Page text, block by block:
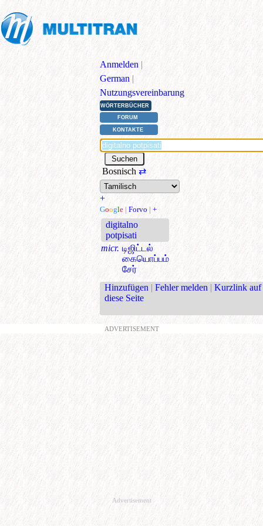
Anmelden |
German |
Nutzungsvereinbarung
WÖRTERBÜCHER
FORUM
KONTAKTE
Bosnisch ⇄
+
Google | Forvo | +
digitalno
potpisati
micr. டிஜிட்டல்
கையொப்பம்
சேர்
Hinzufügen | Fehler melden | Kurzlink auf
diese Seite
ADVERTISEMENT
Advertisement